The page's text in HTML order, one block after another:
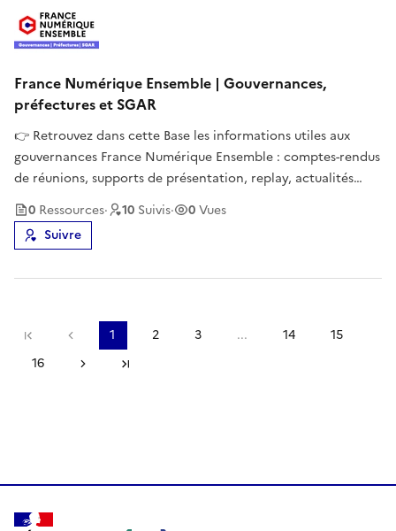
France Numérique Ensemble | Gouvernances,
préfectures et SGAR
👉 Retrouvez dans cette Base les informations utiles aux
gouvernances France Numérique Ensemble : comptes-rendus
de réunions, supports de présentation, replay, actualités
relatives à la politique d'inclusion numérique, ...📌 Cette Base
est administrée par le Programme Société Numérique de
l'ANCT, pi
0 Ressources· 10 Suivis· 0Vues
Suivre
Première pagePage précédente
1 2 3 ... 14
15
16
Page suivante